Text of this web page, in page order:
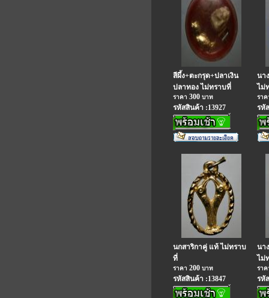
สีผึ้ง+ตะกรุด+ปลาเงิน
ปลาทอง ไม่ทราบที่
ราคา 300 บาท
รหัสสินค้า :13927
นา
ไม่
รา
รหั
นกสาริกาคู่ แท้ ไม่ทราบ
ที่
ราคา 200 บาท
รหัสสินค้า :13847
นา
ไม่
รา
รหั